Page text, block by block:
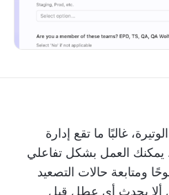
غالبًا ما تقع إدارة
في أحد نهجين: 1. يمكنك العمل بشكل تفاعلي
ومتابعة حالات التصعيد
ألا يحدث أي عطل قبل